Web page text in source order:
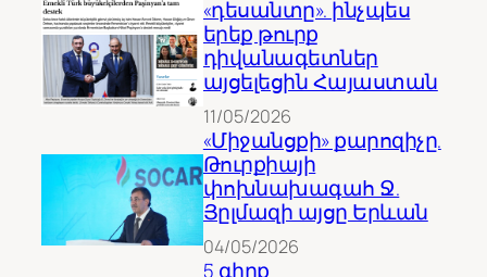
«դեսանտը». ինչպես
երեք թուրք
դիվանագետներ
այցելեցին Հայաստան
11/05/2026
«Միջանցքի» քարոզիչը.
Թուրքիայի
փոխնախագահ Ջ.
Յըլմազի այցը Երևան
04/05/2026
5 գիրք